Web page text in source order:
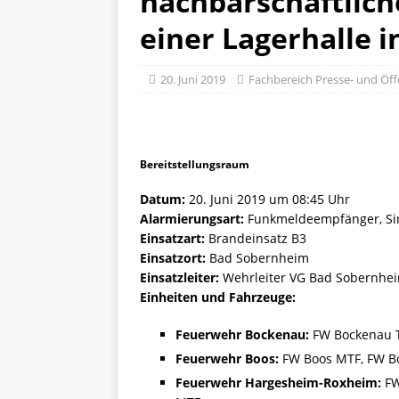
einer Lagerhalle
20. Juni 2019 Fachbereich Presse- und
Bereitstellungsraum
Datum: 20. Juni 2019 um 08:45 Uhr
Alarmierungsart: Funkmeldeempfänger,
Einsatzart: Brandeinsatz B3
Einsatzort: Bad Sobernheim
Einsatzleiter: Wehrleiter VG Bad
Einheiten und Fahrzeuge:
Feuerwehr Bockenau: FW Bockenau
Feuerwehr Boos: FW Boos MTF, FW
Feuerwehr Hargesheim-Roxheim: